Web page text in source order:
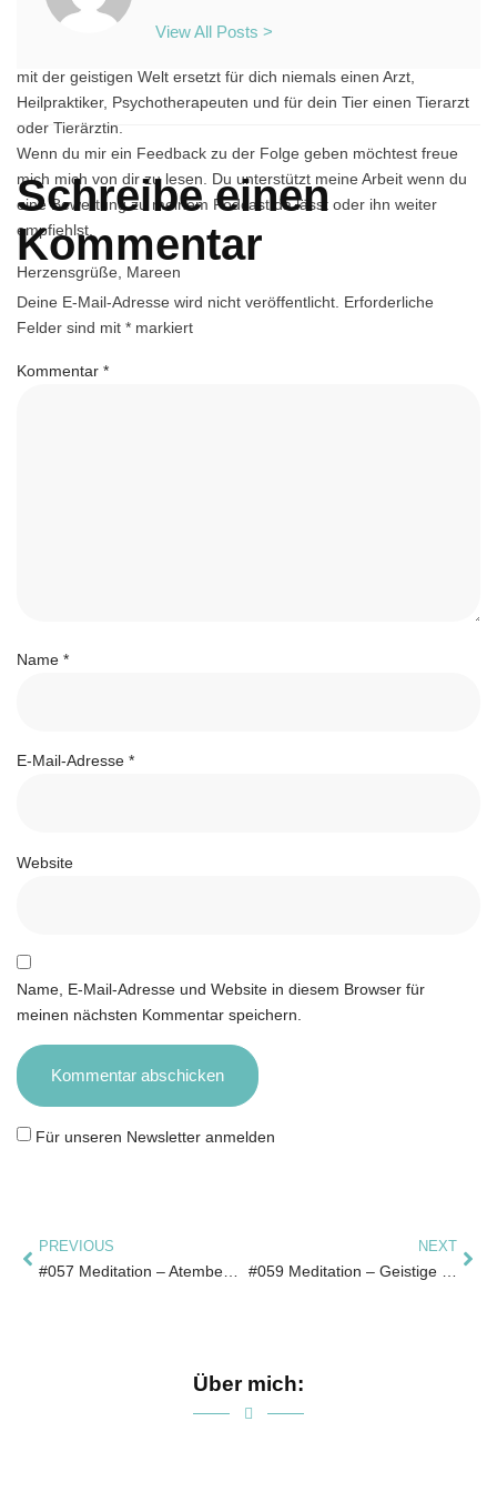
Erfahrungen mit dem Trance Healing für Tier und Mensch. In
mit der geistigen Welt ersetzt für dich niemals einen Arzt,
Heilpraktiker, Psychotherapeuten und für dein Tier einen Tierarzt
oder Tierärztin.
Wenn du mir ein Feedback zu der Folge geben möchtest freue
mich mich von dir zu lesen. Du unterstützt meine Arbeit wenn du
eine Bewertung zu meinem Podcast da lässt oder ihn weiter
empfiehlst.
Herzensgrüße, Mareen
View All Posts >
Schreibe einen
Kommentar
Deine E-Mail-Adresse wird nicht veröffentlicht. Erforderliche
Felder sind mit * markiert
Kommentar *
Name *
E-Mail-Adresse *
Website
Name, E-Mail-Adresse und Website in diesem Browser für
meinen nächsten Kommentar speichern.
Für unseren Newsletter anmelden
PREVIOUS NEXT
Über mich: